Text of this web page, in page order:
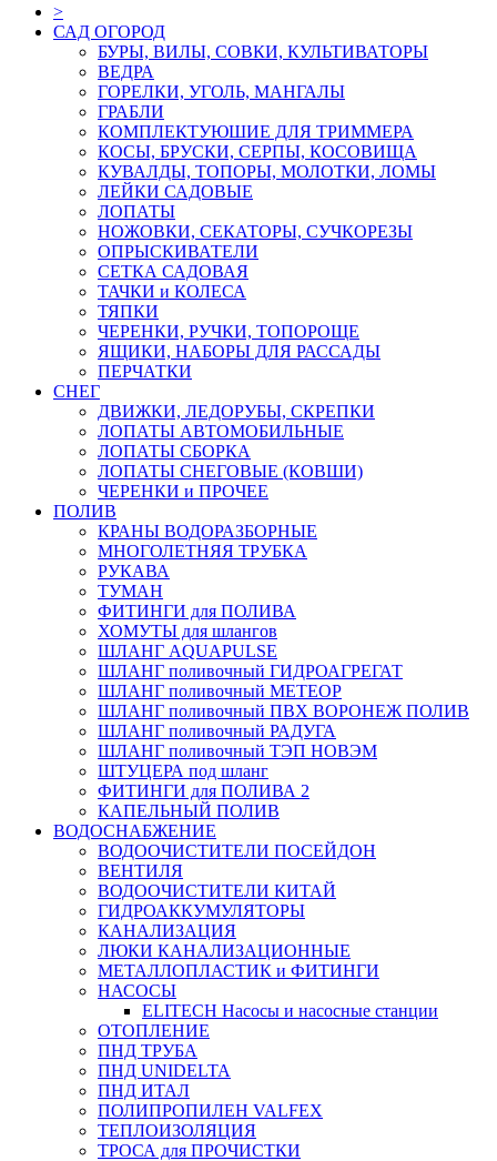
>
САД ОГОРОД
БУРЫ, ВИЛЫ, СОВКИ, КУЛЬТИВАТОРЫ
ВЕДРА
ГОРЕЛКИ, УГОЛЬ, МАНГАЛЫ
ГРАБЛИ
КОМПЛЕКТУЮШИЕ ДЛЯ ТРИММЕРА
КОСЫ, БРУСКИ, СЕРПЫ, КОСОВИЩА
КУВАЛДЫ, ТОПОРЫ, МОЛОТКИ, ЛОМЫ
ЛЕЙКИ САДОВЫЕ
ЛОПАТЫ
НОЖОВКИ, СЕКАТОРЫ, СУЧКОРЕЗЫ
ОПРЫСКИВАТЕЛИ
СЕТКА САДОВАЯ
ТАЧКИ и КОЛЕСА
ТЯПКИ
ЧЕРЕНКИ, РУЧКИ, ТОПОРОЩЕ
ЯЩИКИ, НАБОРЫ ДЛЯ РАССАДЫ
ПЕРЧАТКИ
СНЕГ
ДВИЖКИ, ЛЕДОРУБЫ, СКРЕПКИ
ЛОПАТЫ АВТОМОБИЛЬНЫЕ
ЛОПАТЫ СБОРКА
ЛОПАТЫ СНЕГОВЫЕ (КОВШИ)
ЧЕРЕНКИ и ПРОЧЕЕ
ПОЛИВ
КРАНЫ ВОДОРАЗБОРНЫЕ
МНОГОЛЕТНЯЯ ТРУБКА
РУКАВА
ТУМАН
ФИТИНГИ для ПОЛИВА
ХОМУТЫ для шлангов
ШЛАНГ AQUAPULSE
ШЛАНГ поливочный ГИДРОАГРЕГАТ
ШЛАНГ поливочный МЕТЕОР
ШЛАНГ поливочный ПВХ ВОРОНЕЖ ПОЛИВ
ШЛАНГ поливочный РАДУГА
ШЛАНГ поливочный ТЭП НОВЭМ
ШТУЦЕРА под шланг
ФИТИНГИ для ПОЛИВА 2
КАПЕЛЬНЫЙ ПОЛИВ
ВОДОСНАБЖЕНИЕ
ВОДООЧИСТИТЕЛИ ПОСЕЙДОН
ВЕНТИЛЯ
ВОДООЧИСТИТЕЛИ КИТАЙ
ГИДРОАККУМУЛЯТОРЫ
КАНАЛИЗАЦИЯ
ЛЮКИ КАНАЛИЗАЦИОННЫЕ
МЕТАЛЛОПЛАСТИК и ФИТИНГИ
НАСОСЫ
ELITECH Насосы и насосные станции
ОТОПЛЕНИЕ
ПНД ТРУБА
ПНД UNIDELTA
ПНД ИТАЛ
ПОЛИПРОПИЛЕН VALFEX
ТЕПЛОИЗОЛЯЦИЯ
ТРОСА для ПРОЧИСТКИ